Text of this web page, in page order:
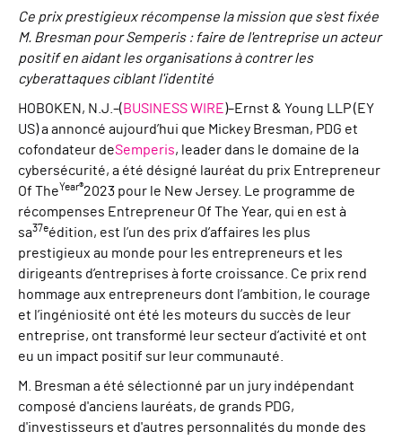
Ce prix prestigieux récompense la mission que s'est fixée
M. Bresman pour Semperis : faire de l'entreprise un acteur
positif en aidant les organisations à contrer les
cyberattaques ciblant l'identité
HOBOKEN, N.J.–(BUSINESS WIRE)–Ernst & Young LLP (EY
US) a annoncé aujourd’hui que Mickey Bresman, PDG et
cofondateur deSemperis, leader dans le domaine de la
cybersécurité, a été désigné lauréat du prix Entrepreneur
Of TheYear®2023 pour le New Jersey. Le programme de
récompenses Entrepreneur Of The Year, qui en est à
sa37eédition, est l’un des prix d’affaires les plus
prestigieux au monde pour les entrepreneurs et les
dirigeants d’entreprises à forte croissance. Ce prix rend
hommage aux entrepreneurs dont l’ambition, le courage
et l’ingéniosité ont été les moteurs du succès de leur
entreprise, ont transformé leur secteur d’activité et ont
eu un impact positif sur leur communauté.
M. Bresman a été sélectionné par un jury indépendant
composé d'anciens lauréats, de grands PDG,
d'investisseurs et d'autres personnalités du monde des